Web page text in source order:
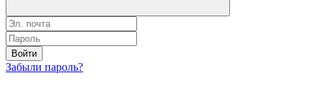
Войти
Забыли пароль?